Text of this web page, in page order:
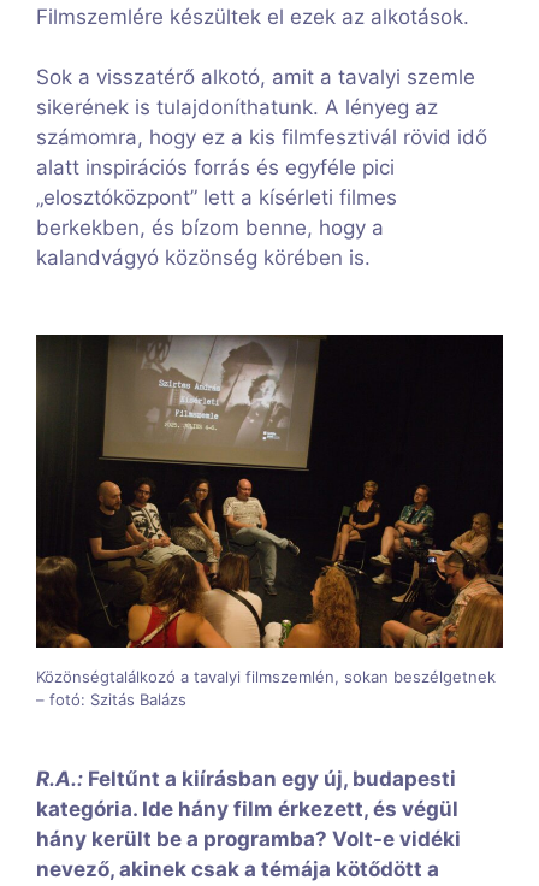
Filmszemlére készültek el ezek az alkotások.
Sok a visszatérő alkotó, amit a tavalyi szemle
sikerének is tulajdoníthatunk. A lényeg az
számomra, hogy ez a kis filmfesztivál rövid idő
alatt inspirációs forrás és egyféle pici
„elosztóközpont” lett a kísérleti filmes
berkekben, és bízom benne, hogy a
kalandvágyó közönség körében is.
Közönségtalálkozó a tavalyi filmszemlén, sokan beszélgetnek
– fotó: Szitás Balázs
R.A.: Feltűnt a kiírásban egy új, budapesti
kategória. Ide hány film érkezett, és végül
hány került be a programba? Volt-e vidéki
nevező, akinek csak a témája kötődött a